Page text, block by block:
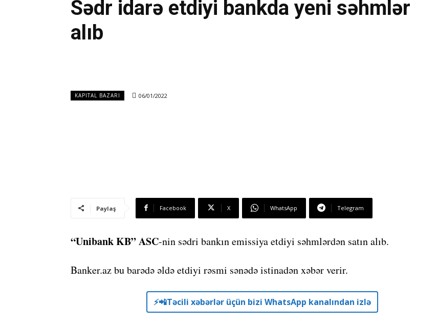
Sədr idarə etdiyi bankda yeni səhmlər
alıb
KAPITAL BAZARI 06/01/2022
Paylaş Facebook X WhatsApp Telegram
“Unibank KB” ASC-nin sədri bankın emissiya etdiyi səhmlərdən satın alıb.
Banker.az bu barədə əldə etdiyi rəsmi sənədə istinadən xəbər verir.
⚡️📲Təcili xəbərlər üçün bizi WhatsApp kanalından izlə